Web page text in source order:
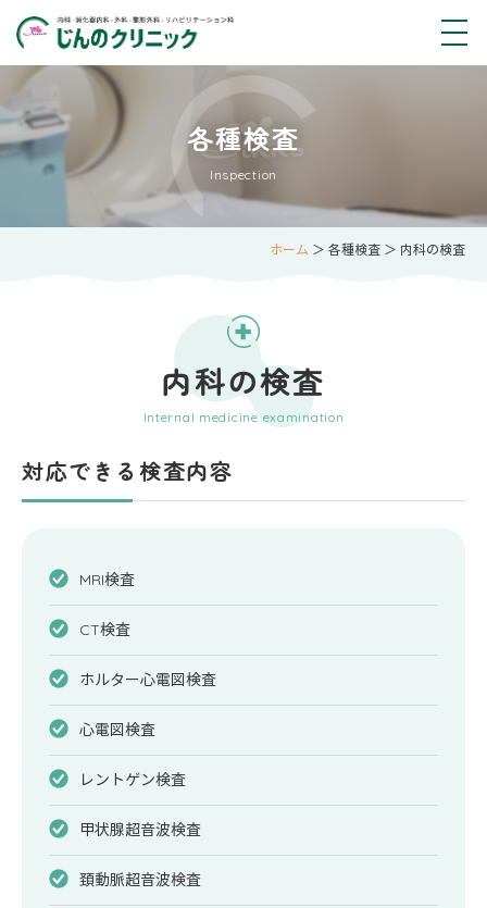
各種検査
Inspection
ホーム ＞ 各種検査 ＞ 内科の検査
内科の検査
Internal medicine examination
対応できる検査内容
MRI検査
CT検査
ホルター心電図検査
心電図検査
レントゲン検査
甲状腺超音波検査
頚動脈超音波検査